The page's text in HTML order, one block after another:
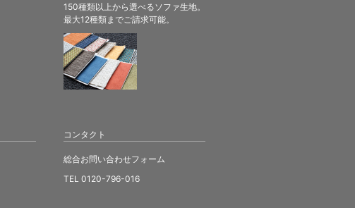
150種類以上から選べるソファ生地。
最大12種類までご請求可能。
コンタクト
総合お問い合わせフォーム
TEL 0120-796-016